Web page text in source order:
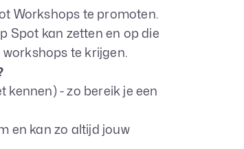
Workshops te promoten.
Spot kan zetten en op die
te krijgen.
- zo bereik je een
en kan zo altijd jouw